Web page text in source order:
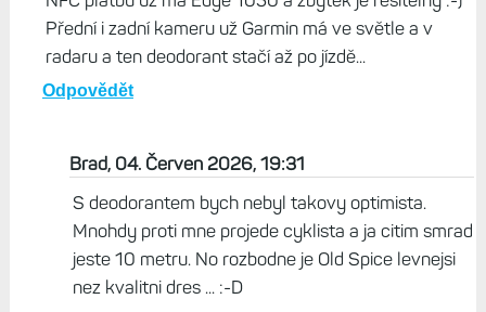
nahrávání k***ů v autě a streamování pro mé fanoušky na
sociálních sítích - vestavěného AI trenéra, který by mě
povzbuzoval k lepším výkonům - NFC pro platby drinků v
každém bufetu po cestě - vestavěný zásobník na
Odpovědět
Život s Garminem, 04. Červen 2026, 13:57
NFC platbu už má Edge 1050 a zbytek je řešitelný :-)
Přední i zadní kameru už Garmin má ve světle a v